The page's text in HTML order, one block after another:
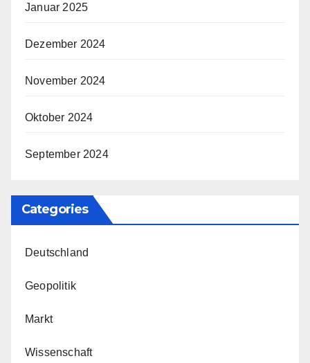
Januar 2025
Dezember 2024
November 2024
Oktober 2024
September 2024
Categories
Deutschland
Geopolitik
Markt
Wissenschaft